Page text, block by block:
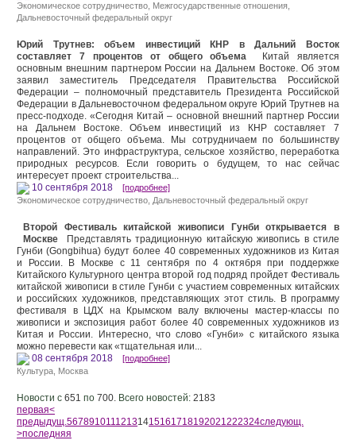
Экономическое сотрудничество Межгосударственные отношения
Дальневосточный федеральный округ
Юрий Трутнев: объем инвестиций КНР в Дальний Восток
составляет 7 процентов от общего объема Китай является
основным внешним партнером России на Дальнем Востоке. Об этом
заявил заместитель Председателя Правительства Российской
Федерации – полномочный представитель Президента Российской
Федерации в Дальневосточном федеральном округе Юрий Трутнев на
пресс-подходе. «Сегодня Китай – основной внешний партнер России
на Дальнем Востоке. Объем инвестиций из КНР составляет 7
процентов от общего объема. Мы сотрудничаем по большинству
направлений. Это инфраструктура, сельское хозяйство, переработка
природных ресурсов. Если говорить о будущем, то нас сейчас
интересует проект строительства...
10 сентября 2018 [подробнее]
Экономическое сотрудничество Дальневосточный федеральный округ
Второй Фестиваль китайской живописи Гунби открывается в
Москве Представлять традиционную китайскую живопись в стиле
Гунби (Gongbihua) будут более 40 современных художников из Китая
и России. В Москве с 11 сентября по 4 октября при поддержке
Китайского Культурного центра второй год подряд пройдет Фестиваль
китайской живописи в стиле Гунби с участием современных китайских
и российских художников, представляющих этот стиль. В программу
фестиваля в ЦДХ на Крымском валу включены мастер-классы по
живописи и экспозиция работ более 40 современных художников из
Китая и России. Интересно, что слово «Гунби» с китайского языка
можно перевести как «тщательная или...
08 сентября 2018 [подробнее]
Культура Москва
Новости с 651 по 700. Всего новостей: 2183
первая<
предыдущ.56789101112131415161718192021222324следующ.
>последняя